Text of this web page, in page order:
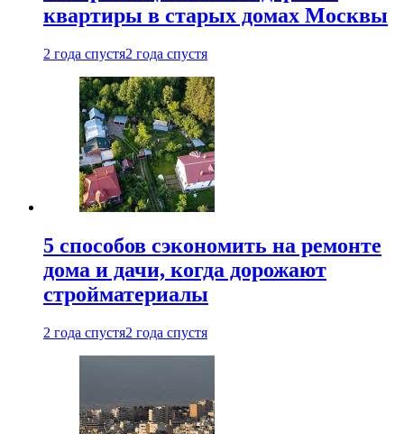
квартиры в старых домах Москвы
2 года спустя2 года спустя
5 способов сэкономить на ремонте
дома и дачи, когда дорожают
стройматериалы
2 года спустя2 года спустя